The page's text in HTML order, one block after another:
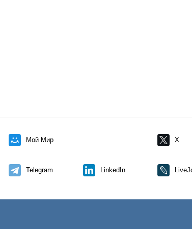
Мой Мир X
Telegram LinkedIn